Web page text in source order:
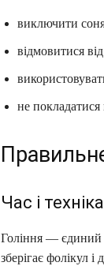
виключити
відмовитися
не покладатися
Час і техніка
Гоління — єдиний
зберігає фолікул